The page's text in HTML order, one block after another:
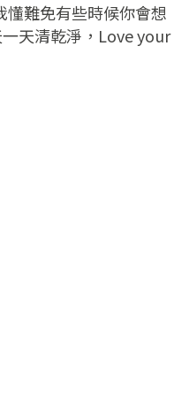
難免有些時候你會想
天清乾淨，Love your